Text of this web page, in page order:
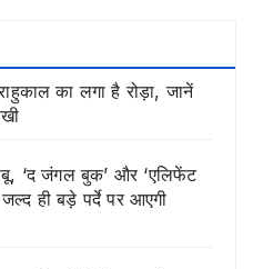
का लगा है रोड़ा, जानें
‘द जंगल बुक’ और ‘एलिफेंट
ही बड़े पर्दे पर आएगी